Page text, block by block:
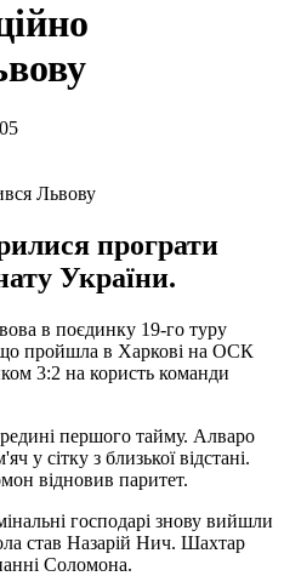
програти
України.
в поєдинку 19-го туру
що пройшла в Харкові на ОСК
3:2 на користь команди
першого тайму. Алваро
у сітку з близької відстані.
відновив паритет.
господарі знову вийшли
став Назарій Нич. Шахтар
Соломона.